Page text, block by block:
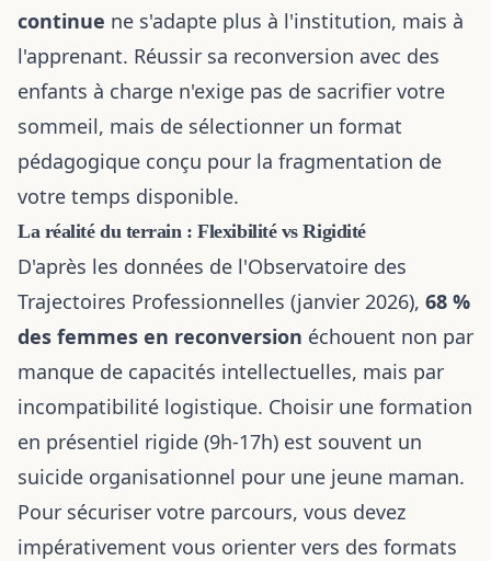
continue ne s'adapte plus à l'institution, mais à
l'apprenant. Réussir sa reconversion avec des
enfants à charge n'exige pas de sacrifier votre
sommeil, mais de sélectionner un format
pédagogique conçu pour la fragmentation de
votre temps disponible.
La réalité du terrain : Flexibilité vs Rigidité
D'après les données de l'Observatoire des
Trajectoires Professionnelles (janvier 2026), 68 %
des femmes en reconversion échouent non par
manque de capacités intellectuelles, mais par
incompatibilité logistique. Choisir une formation
en présentiel rigide (9h-17h) est souvent un
suicide organisationnel pour une jeune maman.
Pour sécuriser votre parcours, vous devez
impérativement vous orienter vers des formats